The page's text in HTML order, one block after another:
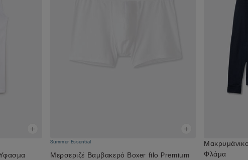
Summer Essential
Μερσεριζέ Βαμβακερό Βοxer filo Premium
Φλάμα